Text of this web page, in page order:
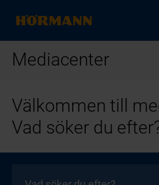
Mediacenter
Välkommen till
Vad söker du